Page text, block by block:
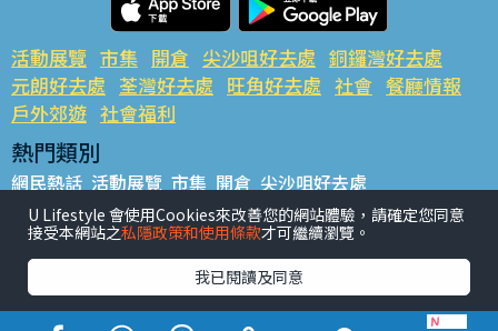
活動展覽 市集 開倉 尖沙咀好去處 銅鑼灣好去處
元朗好去處 荃灣好去處 旺角好去處 社會 餐廳情報
戶外郊遊 社會福利
熱門類別
網民熱話 活動展覽 市集 開倉 尖沙咀好去處
銅鑼灣好去處 元朗好去處 荃灣好去處 旺角好去處 社會
餐廳情報 戶外郊遊
熱門標籤
#UGO搵好去處 #人氣活動推介 #美食社群熱話
U Lifestyle 會使用Cookies來改善您的網站體驗，請確定您同意
接受本網站之私隱政策和使用條款才可繼續瀏覽。
我已閱讀及同意